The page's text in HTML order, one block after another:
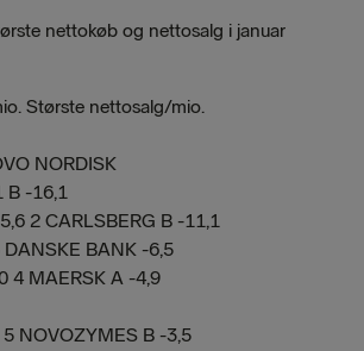
nettokøb og nettosalg i januar
Største nettosalg/mio.
NORDISK
B -16,1
2 CARLSBERG B -11,1
BANK -6,5
4 MAERSK A -4,9
NOVOZYMES B -3,5